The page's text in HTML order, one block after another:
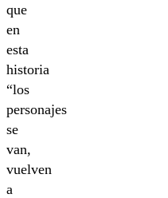
que
en
esta
historia
“los
personajes
se
van,
vuelven
a